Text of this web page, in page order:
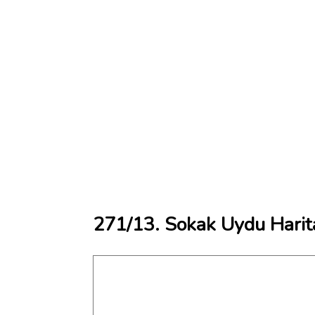
271/13. Sokak Uydu